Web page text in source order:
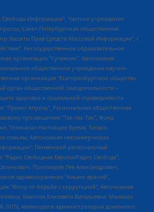
технологий и межкультурных коммуникаций "ИНТЕРРА", Маяковская Екатерина Алексеевна, Фейгин Марк Захарович, Филимонов Андрей Викторович, Дзугкоева Регина Николаевна, Доброхотов Роман Александрович, Дудь Юрий Александрович, Елкин Сергей Владимирович, Кругликов Кирилл Игоревич, Сабунаева Мария Леонидовна, Семенов Алексей Владимирович, Шаинян Карен Багратович, Шульман Екатерина Михайловна, Асафьев Артур Валерьевич, Вахштайн Виктор Семенович, Венедиктов Алексей Алексеевич, Лушникова Екатерина Евгеньевна, Волков Леонид Михайлович, Невзоров Александр Глебович, Пархоменко Сергей Борисович, Сироткин Ярослав Николаевич, Кара-Мурза Владимир Владимирович, Баранова Наталья Владимировна, Гозман Леонид Яковлевич, Кагарлицкий Борис Юльевич, Климарев Михаил Валерьевич, Милов Владимир Станиславович, Автономная некоммерческая организация Краснодарский центр современного искусства "Типография", Моргенштерн Алишер Тагирович, Соболь Любовь Эдуардовна, Общество с ограниченной ответственностью "ЛИЗА НОРМ", Каспаров Гарри Кимович, Ходорковский Михаил Борисович, Общество с ограниченной ответственностью "Апрельские тезисы", Данилович Ирина Брониславовна, Кашин Олег Владимирович, Петров Николай Владимирович, Пивоваров Алексей Владимирович, Соколов Михаил Владимирович, Цветкова Юлия Владимировна, Чичваркин Евгений Александрович, Комитет против пыток/Команда против пыток, Общество с ограниченной ответственностью "Первый научный", Общество с ограниченной ответственностью "Вертолет и ко", Белоцерковская Вероника Борисовна, Кац Максим Евгеньевич, Лазарева Татьяна Юрьевна, Шаведдинов Руслан Табризович, Яшин Илья Валерьевич, Общество с ограниченной ответственностью "Иноагент ААВ", Алешковский Дмитрий Петрович, Альбац Евгения Марковна, Быков Дмитрий Львович, Галямина Юлия Евгеньевна, Лойко Сергей Леонидович, Мартынов Кирилл Константинович, Медведев Сергей Александрович, Крашенинников Федор Геннадиевич, Гордеева Катерина Вл